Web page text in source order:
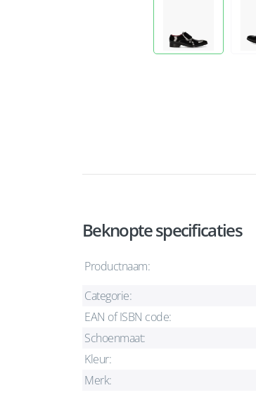
Beknopte specificaties
Productnaam:
Categorie:
EAN of ISBN code:
Schoenmaat:
Kleur:
Merk: